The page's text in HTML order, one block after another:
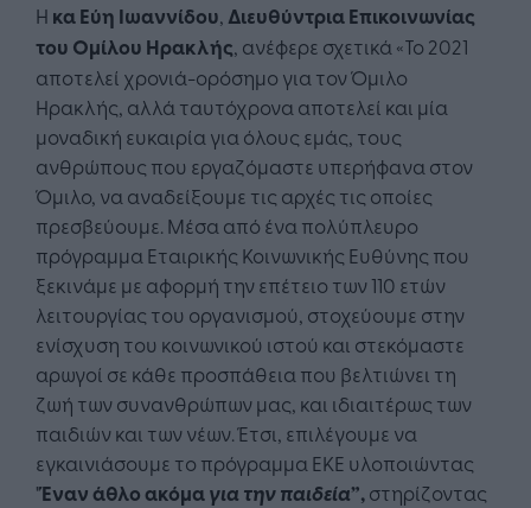
Η κα Εύη Ιωαννίδου, Διευθύντρια Επικοινωνίας
του Ομίλου Ηρακλής, ανέφερε σχετικά «Το 2021
αποτελεί χρονιά-ορόσημο για τον Όμιλο
Ηρακλής, αλλά ταυτόχρονα αποτελεί και μία
μοναδική ευκαιρία για όλους εμάς, τους
ανθρώπους που εργαζόμαστε υπερήφανα στον
Όμιλο, να αναδείξουμε τις αρχές τις οποίες
πρεσβεύουμε. Μέσα από ένα πολύπλευρο
πρόγραμμα Εταιρικής Κοινωνικής Ευθύνης που
ξεκινάμε με αφορμή την επέτειο των 110 ετών
λειτουργίας του οργανισμού, στοχεύουμε στην
ενίσχυση του κοινωνικού ιστού και στεκόμαστε
αρωγοί σε κάθε προσπάθεια που βελτιώνει τη
ζωή των συνανθρώπων μας, και ιδιαιτέρως των
παιδιών και των νέων. Έτσι, επιλέγουμε να
εγκαινιάσουμε το πρόγραμμα ΕΚΕ υλοποιώντας
"Έναν άθλο ακόμαγια την παιδεία”,στηρίζοντας